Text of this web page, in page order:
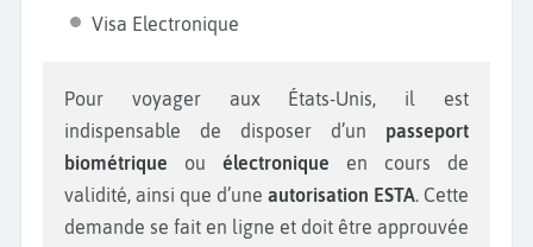
Visa Electronique
Pour voyager aux États-Unis, il est
indispensable de disposer d’un passeport
biométrique ou électronique en cours de
validité, ainsi que d’une autorisation ESTA. Cette
demande se fait en ligne et doit être approuvée